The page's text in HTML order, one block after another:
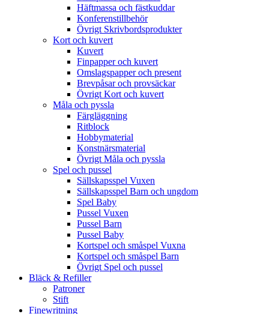
Häftmassa och fästkuddar
Konferenstillbehör
Övrigt Skrivbordsprodukter
Kort och kuvert
Kuvert
Finpapper och kuvert
Omslagspapper och present
Brevpåsar och provsäckar
Övrigt Kort och kuvert
Måla och pyssla
Färgläggning
Ritblock
Hobbymaterial
Konstnärsmaterial
Övrigt Måla och pyssla
Spel och pussel
Sällskapsspel Vuxen
Sällskapsspel Barn och ungdom
Spel Baby
Pussel Vuxen
Pussel Barn
Pussel Baby
Kortspel och småspel Vuxna
Kortspel och småspel Barn
Övrigt Spel och pussel
Bläck & Refiller
Patroner
Stift
Finewritning